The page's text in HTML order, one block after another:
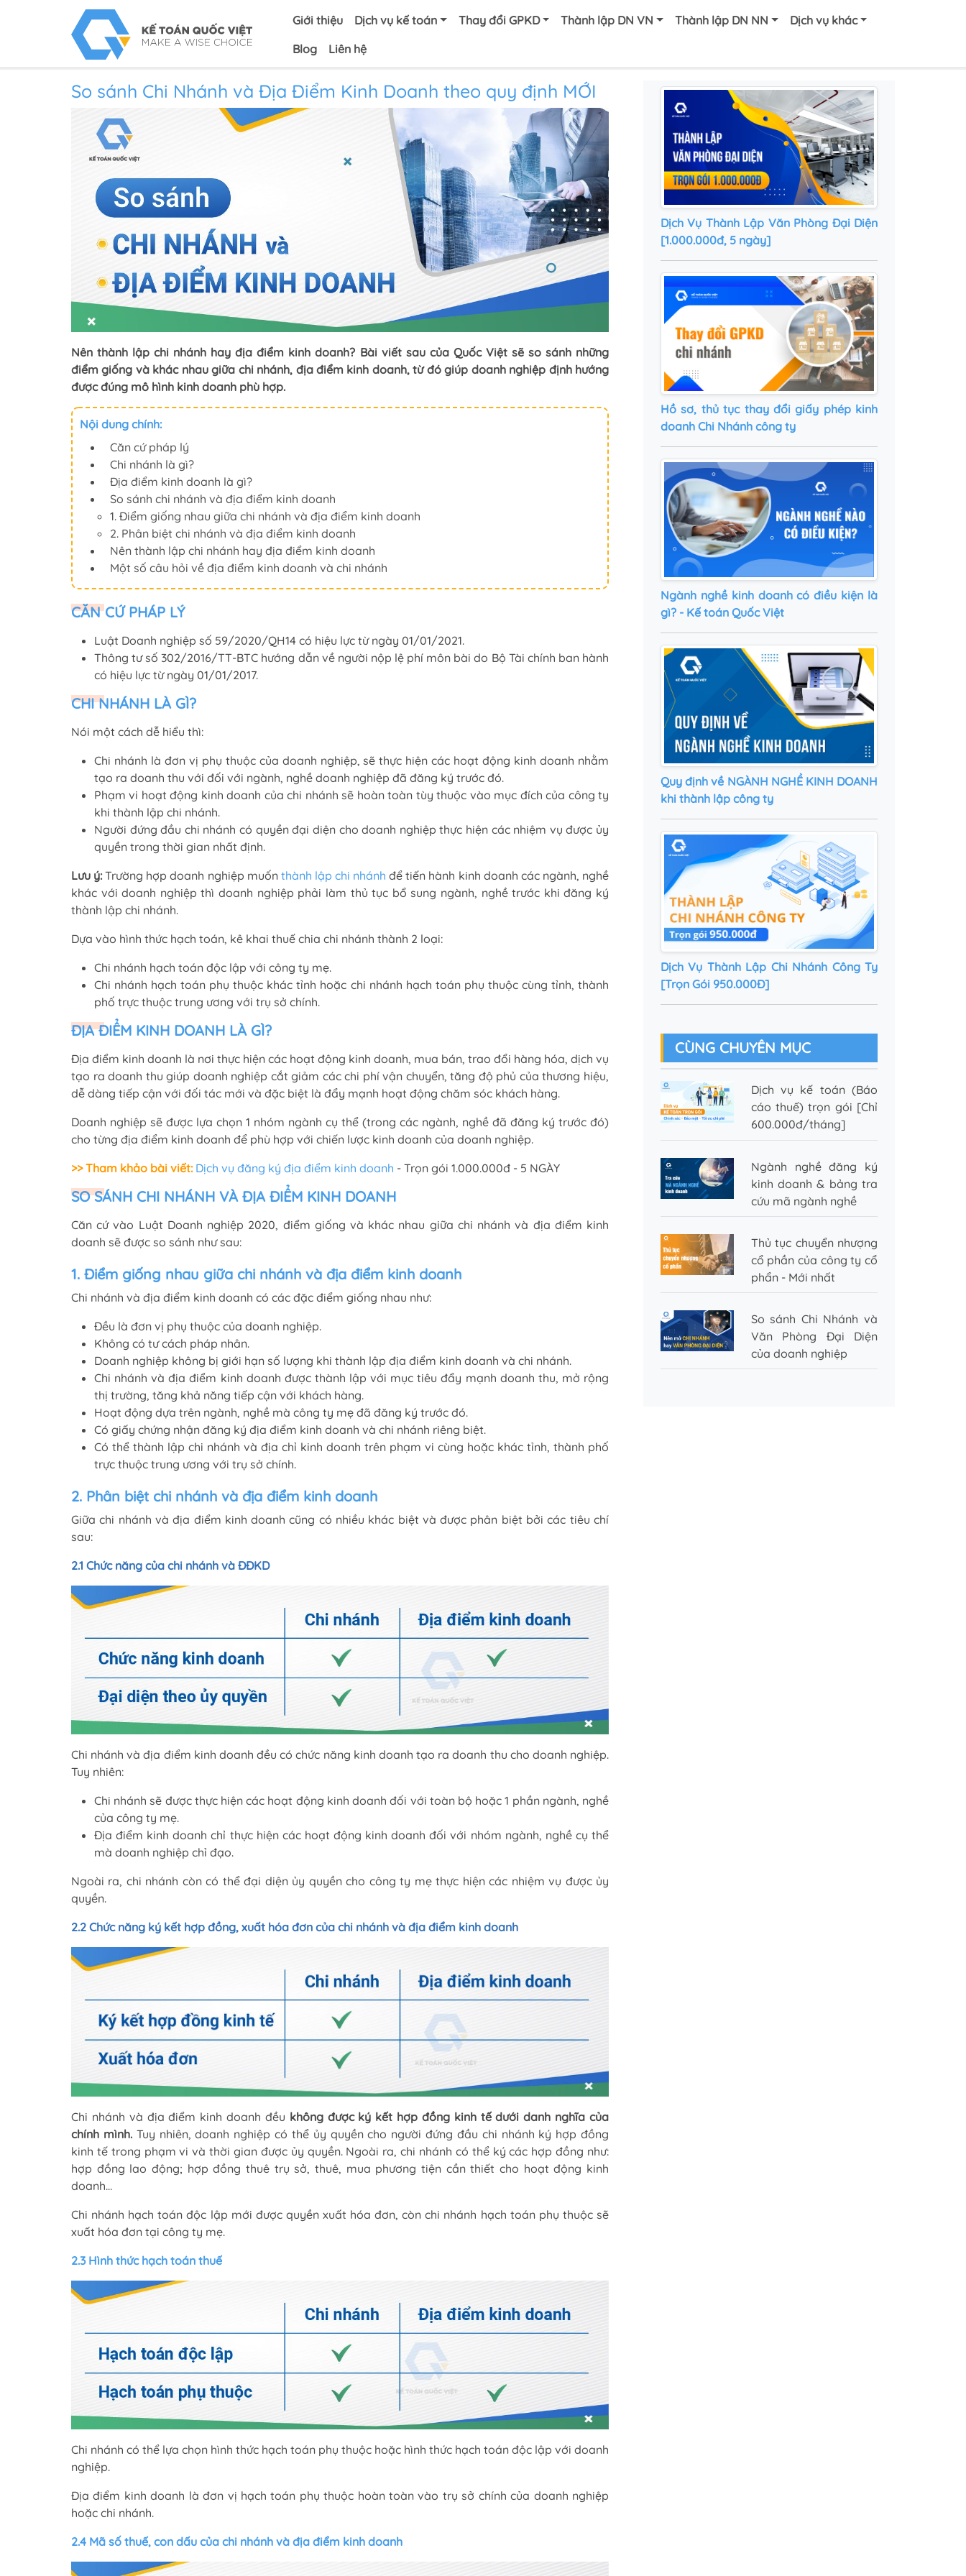
Giới thiệu Dịch vụ kế toán Thay đổi GPKD Thành lập DN VN Thành lập DN NN
Dịch vụ khác
Blog
Liên hệ
So sánh Chi Nhánh và Địa Điểm Kinh Doanh theo quy định MỚI
Nên thành lập chi nhánh hay địa điểm kinh doanh? Bài viết sau của Quốc Việt sẽ so sánh những
điểm giống và khác nhau giữa chi nhánh, địa điểm kinh doanh, từ đó giúp doanh nghiệp định hướng
được đúng mô hình kinh doanh phù hợp.
Nội dung chính:
Căn cứ pháp lý
Chi nhánh là gì?
Địa điểm kinh doanh là gì?
So sánh chi nhánh và địa điểm kinh doanh
1. Điểm giống nhau giữa chi nhánh và địa điểm kinh doanh
2. Phân biệt chi nhánh và địa điểm kinh doanh
Nên thành lập chi nhánh hay địa điểm kinh doanh
Một số câu hỏi về địa điểm kinh doanh và chi nhánh
CĂN CỨ PHÁP LÝ
Luật Doanh nghiệp số 59/2020/QH14 có hiệu lực từ ngày 01/01/2021.
Thông tư số 302/2016/TT-BTC hướng dẫn về người nộp lệ phí môn bài do Bộ Tài chính ban hành
có hiệu lực từ ngày 01/01/2017.
CHI NHÁNH LÀ GÌ?
Nói một cách dễ hiểu thì:
Chi nhánh là đơn vị phụ thuộc của doanh nghiệp, sẽ thực hiện các hoạt động kinh doanh nhằm
tạo ra doanh thu với đối với ngành, nghề doanh nghiệp đã đăng ký trước đó.
Phạm vi hoạt động kinh doanh của chi nhánh sẽ hoàn toàn tùy thuộc vào mục đích của công ty
khi thành lập chi nhánh.
Người đứng đầu chi nhánh có quyền đại diện cho doanh nghiệp thực hiện các nhiệm vụ được ủy
quyền trong thời gian nhất định.
Lưu ý: Trường hợp doanh nghiệp muốn thành lập chi nhánh để tiến hành kinh doanh các ngành, nghề
khác với doanh nghiệp thì doanh nghiệp phải làm thủ tục bổ sung ngành, nghề trước khi đăng ký
thành lập chi nhánh.
Dựa vào hình thức hạch toán, kê khai thuế chia chi nhánh thành 2 loại:
Chi nhánh hạch toán độc lập với công ty mẹ.
Chi nhánh hạch toán phụ thuộc khác tỉnh hoặc chi nhánh hạch toán phụ thuộc cùng tỉnh, thành
phố trực thuộc trung ương với trụ sở chính.
ĐỊA ĐIỂM KINH DOANH LÀ GÌ?
Địa điểm kinh doanh là nơi thực hiện các hoạt động kinh doanh, mua bán, trao đổi hàng hóa, dịch vụ
tạo ra doanh thu giúp doanh nghiệp cắt giảm các chi phí vận chuyển, tăng độ phủ của thương hiệu,
dễ dàng tiếp cận với đối tác mới và đặc biệt là đẩy mạnh hoạt động chăm sóc khách hàng.
Doanh nghiệp sẽ được lựa chọn 1 nhóm ngành cụ thể (trong các ngành, nghề đã đăng ký trước đó)
cho từng địa điểm kinh doanh để phù hợp với chiến lược kinh doanh của doanh nghiệp.
>> Tham khảo bài viết: Dịch vụ đăng ký địa điểm kinh doanh - Trọn gói 1.000.000đ - 5 NGÀY
SO SÁNH CHI NHÁNH VÀ ĐỊA ĐIỂM KINH DOANH
Căn cứ vào Luật Doanh nghiệp 2020, điểm giống và khác nhau giữa chi nhánh và địa điểm kinh
doanh sẽ được so sánh như sau:
1. Điểm giống nhau giữa chi nhánh và địa điểm kinh doanh
Chi nhánh và địa điểm kinh doanh có các đặc điểm giống nhau như:
Đều là đơn vị phụ thuộc của doanh nghiệp.
Không có tư cách pháp nhân.
Doanh nghiệp không bị giới hạn số lượng khi thành lập địa điểm kinh doanh và chi nhánh.
Chi nhánh và địa điểm kinh doanh được thành lập với mục tiêu đẩy mạnh doanh thu, mở rộng
thị trường, tăng khả năng tiếp cận với khách hàng.
Hoạt động dựa trên ngành, nghề mà công ty mẹ đã đăng ký trước đó.
Có giấy chứng nhận đăng ký địa điểm kinh doanh và chi nhánh riêng biệt.
Có thể thành lập chi nhánh và địa chỉ kinh doanh trên phạm vi cùng hoặc khác tỉnh, thành phố
trực thuộc trung ương với trụ sở chính.
2. Phân biệt chi nhánh và địa điểm kinh doanh
Giữa chi nhánh và địa điểm kinh doanh cũng có nhiều khác biệt và được phân biệt bởi các tiêu chí
sau:
2.1 Chức năng của chi nhánh và ĐĐKD
Chi nhánh và địa điểm kinh doanh đều có chức năng kinh doanh tạo ra doanh thu cho doanh nghiệp.
Tuy nhiên:
Chi nhánh sẽ được thực hiện các hoạt động kinh doanh đối với toàn bộ hoặc 1 phần ngành, nghề
của công ty mẹ.
Địa điểm kinh doanh chỉ thực hiện các hoạt động kinh doanh đối với nhóm ngành, nghề cụ thể
mà doanh nghiệp chỉ đạo.
Ngoài ra, chi nhánh còn có thể đại diện ủy quyền cho công ty mẹ thực hiện các nhiệm vụ được ủy
quyền.
2.2 Chức năng ký kết hợp đồng, xuất hóa đơn của chi nhánh và địa điểm kinh doanh
Chi nhánh và địa điểm kinh doanh đều không được ký kết hợp đồng kinh tế dưới danh nghĩa của
chính mình. Tuy nhiên, doanh nghiệp có thể ủy quyền cho người đứng đầu chi nhánh ký hợp đồng
kinh tế trong phạm vi và thời gian được ủy quyền. Ngoài ra, chi nhánh có thể ký các hợp đồng như:
hợp đồng lao động; hợp đồng thuê trụ sở, thuê, mua phương tiện cần thiết cho hoạt động kinh
doanh…
Chi nhánh hạch toán độc lập mới được quyền xuất hóa đơn, còn chi nhánh hạch toán phụ thuộc sẽ
xuất hóa đơn tại công ty mẹ.
2.3 Hình thức hạch toán thuế
Chi nhánh có thể lựa chọn hình thức hạch toán phụ thuộc hoặc hình thức hạch toán độc lập với doanh
nghiệp.
Địa điểm kinh doanh là đơn vị hạch toán phụ thuộc hoàn toàn vào trụ sở chính của doanh nghiệp
hoặc chi nhánh.
2.4 Mã số thuế, con dấu của chi nhánh và địa điểm kinh doanh
Dịch Vụ Thành Lập Văn Phòng Đại Diện
[1.000.000đ, 5 ngày]
Hồ sơ, thủ tục thay đổi giấy phép kinh
doanh Chi Nhánh công ty
Ngành nghề kinh doanh có điều kiện là
gì? - Kế toán Quốc Việt
Quy định về NGÀNH NGHỀ KINH DOANH
khi thành lập công ty
Dịch Vụ Thành Lập Chi Nhánh Công Ty
[Trọn Gói 950.000Đ]
CÙNG CHUYÊN MỤC
Dịch vụ kế toán (Báo
cáo thuế) trọn gói [Chỉ
600.000đ/tháng]
Ngành nghề đăng ký
kinh doanh & bảng tra
cứu mã ngành nghề
Thủ tục chuyển nhượng
cổ phần của công ty cổ
phẩn - Mới nhất
So sánh Chi Nhánh và
Văn Phòng Đại Diện
của doanh nghiệp